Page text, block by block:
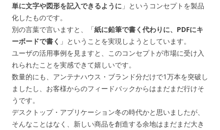
単に文字や図形を記入できるように 」というコンセプトを製品
化したものです。
別の言葉で言いますと、「紙に鉛筆で書く代わりに、PDFにキ
ーボードで書く 」ということを実現しようとしています。
ユーザの活用事例を見ますと、このコンセプトが市場に受け入
れられたことを実感できて嬉しいです。
数量的にも、アンテナハウス・ブランド分だけで1万本を突破し
ましたし、お客様からのフィードバックからはまだまだ行けそ
うです。
デスクトップ・アプリケーション冬の時代かと思いましたが、
そんなことはなく、新しい商品を創造する余地はまだまだ大き